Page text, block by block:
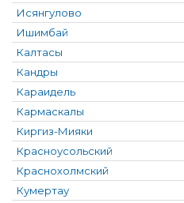
Исянгулово
Ишимбай
Калтасы
Кандры
Караидель
Кармаскалы
Киргиз-Мияки
Красноусольский
Краснохолмский
Кумертау